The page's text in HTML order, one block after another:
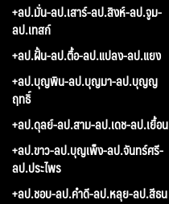
+ลป.มั่น-ลป.เสาร์-ลป.สิงห์-ลป.จูม-
ลป.เทสก์
+ลป.ฝั้น-ลป.ตื้อ-ลป.แปลง-ลป.แยง
+ลป.บุญพิน-ลป.บุญมา-ลป.บุญญ
ฤทธิ์
+ลป.ดุลย์-ลป.สาม-ลป.เดช-ลป.เยื้อน
+ลป.ขาว-ลป.บุญเพ็ง-ลป.จันทร์ศรี-
ลป.ประไพร
+ลป.ชอบ-ลป.คำดี-ลป.หลุย-ลป.สีธน